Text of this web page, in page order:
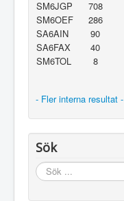
SM6JGP
708
SM6OEF
286
SA6AIN
90
SA6FAX
40
SM6TOL
8
- Fler interna resultat -
Sök
Sök
...